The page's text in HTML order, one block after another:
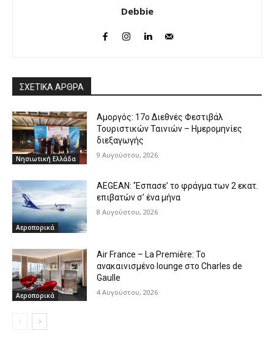
Debbie
ΣΧΕΤΙΚΑ ΑΡΘΡΑ
Νησιωτική Ελλάδα
Αμοργός: 17ο Διεθνές Φεστιβάλ
Τουριστικών Ταινιών – Ημερομηνίες
διεξαγωγής
9 Αυγούστου, 2026
Αεροπορικά
AEGEAN: ‘Έσπασε’ το φράγμα των 2 εκατ.
επιβατών σ’ ένα μήνα
8 Αυγούστου, 2026
Αεροπορικά
Air France – La Première: Το
ανακαινισμένο lounge στο Charles de
Gaulle
4 Αυγούστου, 2026